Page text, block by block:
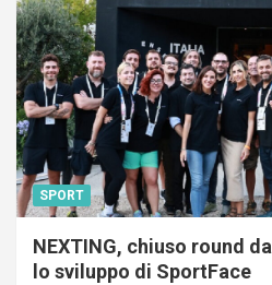
SPORT
NEXTING, chiuso round
lo sviluppo di SportFace